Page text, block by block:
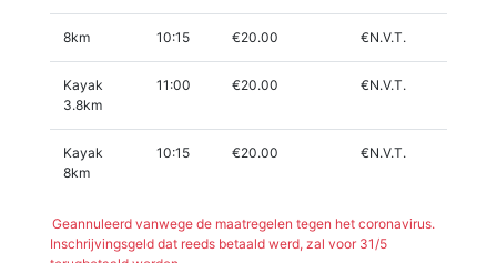
8km 10:15 €20.00 €N.V.T.
Kayak
3.8km
11:00 €20.00 €N.V.T.
Kayak
8km
10:15 €20.00 €N.V.T.
Geannuleerd vanwege de maatregelen tegen het coronavirus.
Inschrijvingsgeld dat reeds betaald werd, zal voor 31/5